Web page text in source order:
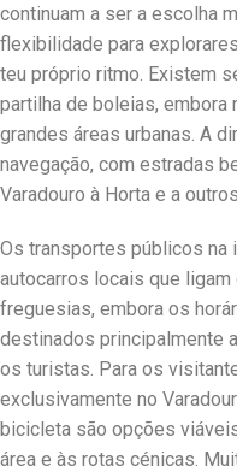
continuam a ser a escolha
flexibilidade para
teu próprio ritmo. Existem
partilha de boleias,
grandes áreas urbanas. A
navegação, com estradas
Varadouro à Horta e a
Os transportes públicos na
autocarros locais que ligam
freguesias, embora os
destinados principalmente
os turistas. Para os
exclusivamente no
bicicleta são opções
área e às rotas cénicas.